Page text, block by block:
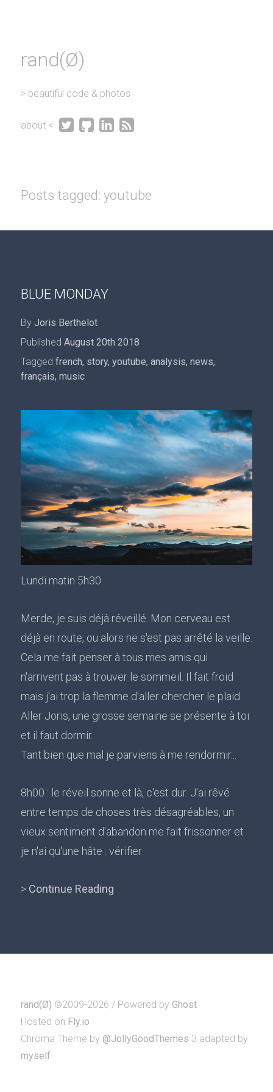
rand(Ø)
> beautiful code & photos
about <    
Posts tagged: youtube
BLUE MONDAY
By Joris Berthelot
Published August 20th 2018
Tagged french, story, youtube, analysis, news,
français, music
Lundi matin 5h30.
Merde, je suis déjà réveillé. Mon cerveau est
déjà en route, ou alors ne s'est pas arrêté la veille.
Cela me fait penser à tous mes amis qui
n'arrivent pas à trouver le sommeil. Il fait froid
mais j'ai trop la flemme d'aller chercher le plaid.
Aller Joris, une grosse semaine se présente à toi
et il faut dormir.
Tant bien que mal je parviens à me rendormir...
8h00 : le réveil sonne et là, c'est dur. J'ai rêvé
entre temps de choses très désagréables, un
vieux sentiment d'abandon me fait frissonner et
je n'ai qu'une hâte : vérifier
> Continue Reading
rand(Ø) ©2009-2026 / Powered by Ghost
Hosted on Fly.io
Chroma Theme by @JollyGoodThemes 3 adapted by
myself